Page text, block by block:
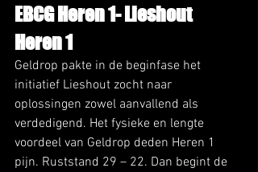
EBCG Heren 1- Lieshout
Heren 1
Geldrop pakte in de beginfase het
initiatief Lieshout zocht naar
oplossingen zowel aanvallend als
verdedigend. Het fysieke en lengte
voordeel van Geldrop deden Heren 1
pijn. Ruststand 29 – 22. Dan begint de